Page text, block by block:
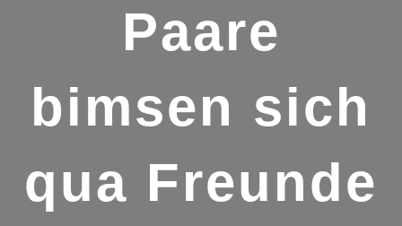
Paare
bimsen sich
qua Freunde